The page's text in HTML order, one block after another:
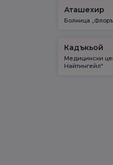
Аташехир
Болница
Кадъкьой
Медицински
Найтингейл“